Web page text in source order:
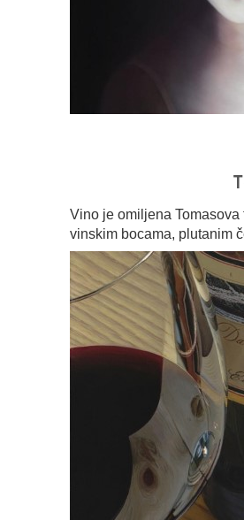
Vino je omiljena
vinskim bocama, plutanim